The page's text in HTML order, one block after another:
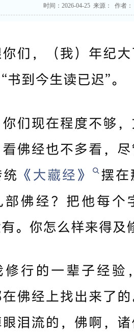
时间：2026-04-25 来源： 作者：